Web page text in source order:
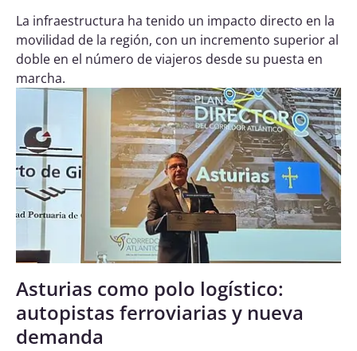
La infraestructura ha tenido un impacto directo en la
movilidad de la región, con un incremento superior al
doble en el número de viajeros desde su puesta en
marcha.
Asturias como polo logístico:
autopistas ferroviarias y nueva
demanda